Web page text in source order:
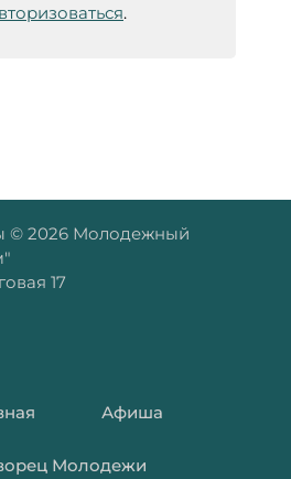
.
© 2026 Молодежный
17
Афиша
Молодежи